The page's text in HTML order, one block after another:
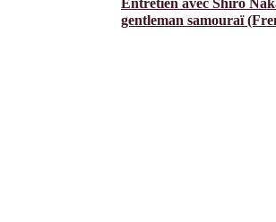
gentleman samouraï